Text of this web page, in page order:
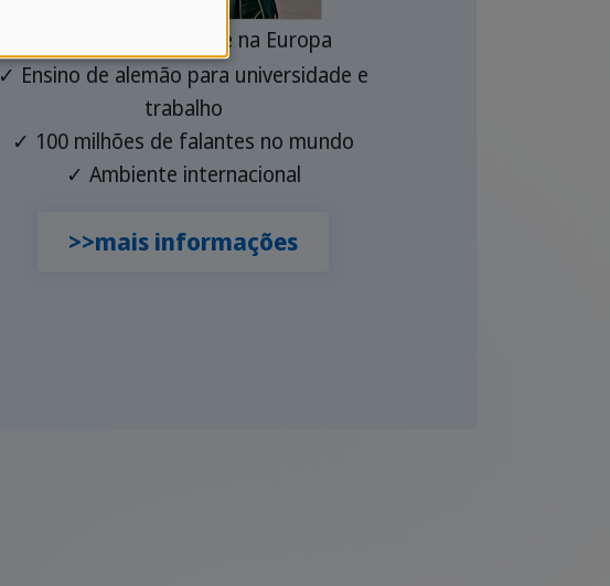
✓ Idioma importante na Europa
✓ Ensino de alemão para universidade e
trabalho
✓ 100 milhões de falantes no mundo
✓ Ambiente internacional
>>mais informações